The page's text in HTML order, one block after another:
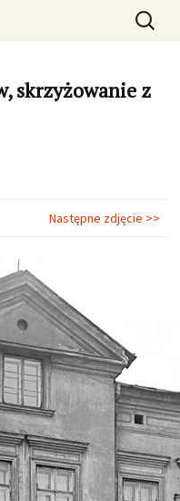
–
zdjęcia
Zdjęcia
fotografie , foto
Szukaj:
skrzyżowanie z
Następne zdjęcie >>